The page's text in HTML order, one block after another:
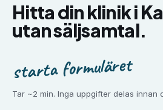
Hitta din klinik i
utan säljsamtal.
starta formuläret
Tar ~2 min. Inga uppgifter delas innan